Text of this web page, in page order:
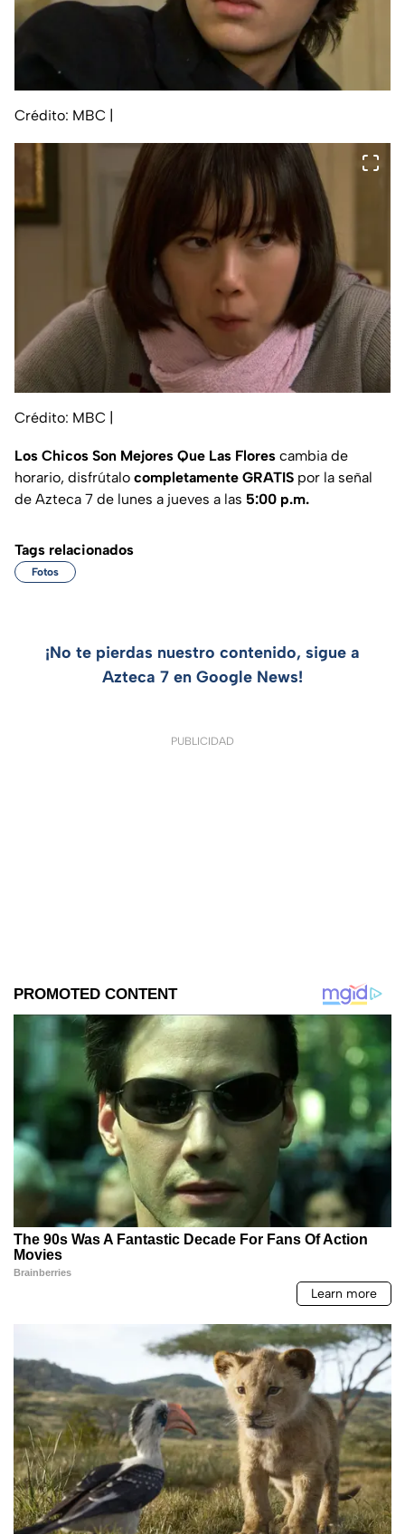
Crédito: MBC
Crédito: MBC
Los Chicos Son Mejores Que Las Flores cambia de
horario, disfrútalo completamente GRATIS por la señal
de Azteca 7 de lunes a jueves a las 5:00 p.m.
Tags relacionados
Fotos
¡No te pierdas nuestro contenido, sigue a
Azteca 7 en Google News!
PUBLICIDAD